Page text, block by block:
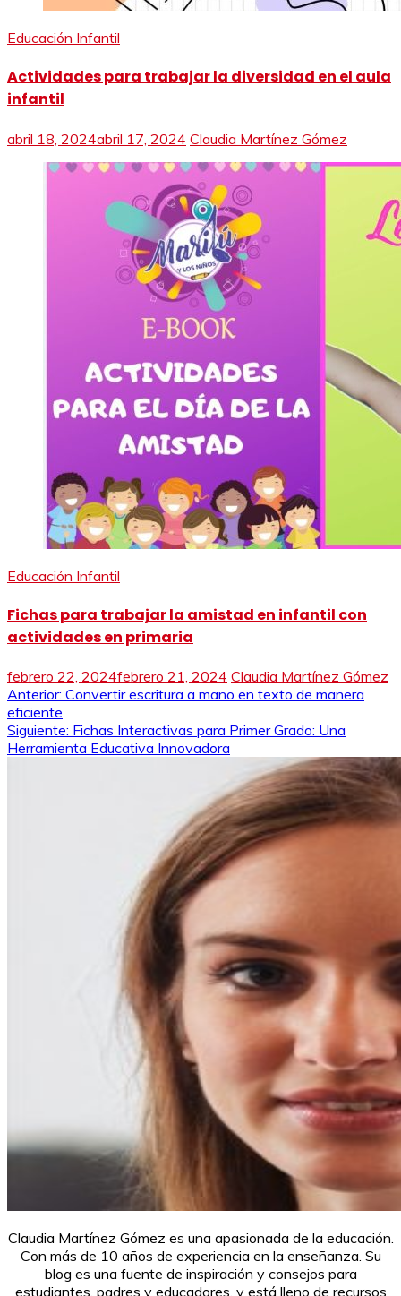
Educación Infantil
Actividades para trabajar la diversidad en el aula
infantil
abril 18, 2024abril 17, 2024 Claudia Martínez Gómez
Educación Infantil
Fichas para trabajar la amistad en infantil con
actividades en primaria
febrero 22, 2024febrero 21, 2024 Claudia Martínez Gómez
Navegación
de
entradas
Anterior: Convertir escritura a mano en texto de manera
eficiente
Siguiente: Fichas Interactivas para Primer Grado: Una
Herramienta Educativa Innovadora
Claudia Martínez Gómez es una apasionada de la educación.
Con más de 10 años de experiencia en la enseñanza. Su
blog es una fuente de inspiración y consejos para
estudiantes, padres y educadores, y está lleno de recursos